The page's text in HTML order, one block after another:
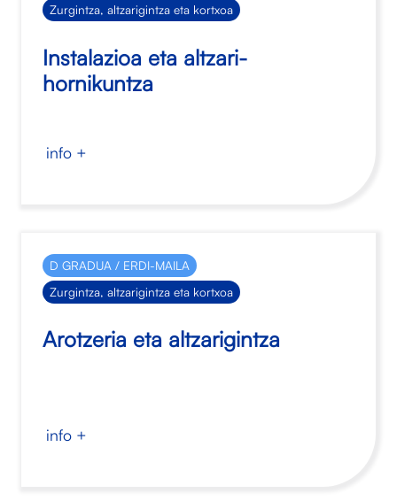
Zurgintza, altzarigintza eta kortxoa
Instalazioa eta altzari-
hornikuntza
info +
D GRADUA / ERDI-MAILA
Zurgintza, altzarigintza eta kortxoa
Arotzeria eta altzarigintza
info +